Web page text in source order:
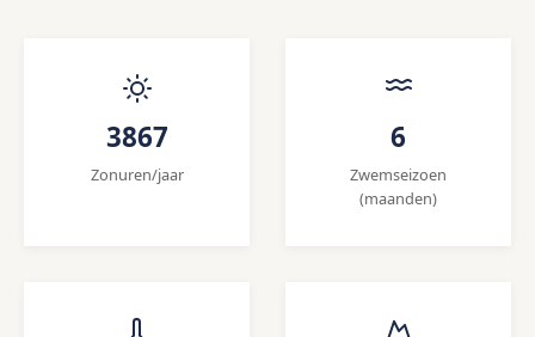
3867
Zonuren/jaar
6
Zwemseizoen
(maanden)